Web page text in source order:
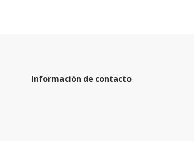
Información de contacto